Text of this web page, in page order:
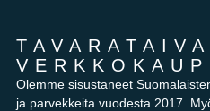
Olemme sisustaneet
ja parvekkeita vuodesta 2017.